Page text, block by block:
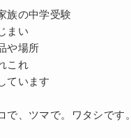
族の中学受験
まい
や場所
これ
ています
で、ツマで。ワタシです。